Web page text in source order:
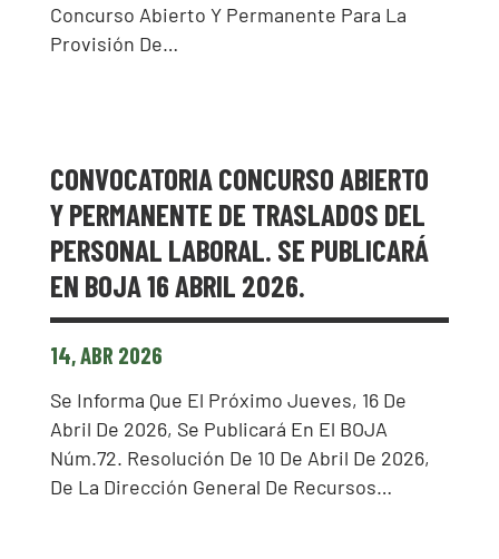
Concurso Abierto Y Permanente Para La
Provisión De…
CONVOCATORIA CONCURSO ABIERTO
Y PERMANENTE DE TRASLADOS DEL
PERSONAL LABORAL. SE PUBLICARÁ
EN BOJA 16 ABRIL 2026.
14, ABR 2026
Se Informa Que El Próximo Jueves, 16 De
Abril De 2026, Se Publicará En El BOJA
Núm.72. Resolución De 10 De Abril De 2026,
De La Dirección General De Recursos…